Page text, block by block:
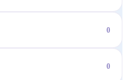
0
0